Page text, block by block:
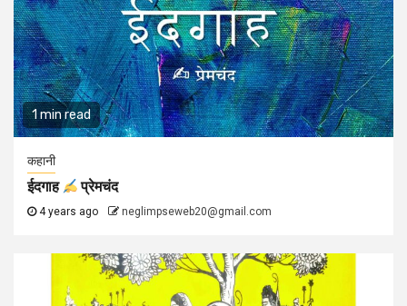
1 min read
कहानी
ईदगाह प्रेमचंद
4 years ago neglimpseweb20@gmail.com